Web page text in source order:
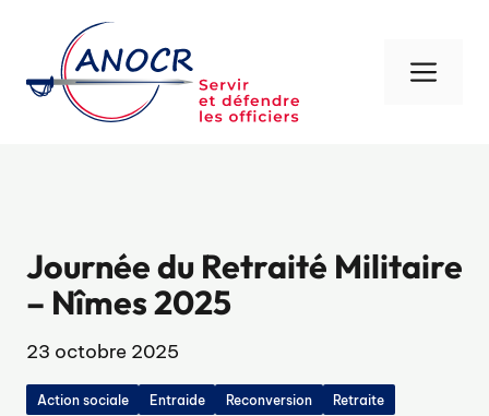
contenu
Journée du Retraité Militaire
– Nîmes 2025
23 octobre 2025
Action sociale Entraide Reconversion Retraite